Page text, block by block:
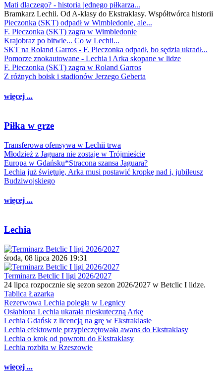
Mati dlaczego? - historia jednego piłkarza...
Bramkarz Lechii. Od A-klasy do Ekstraklasy. Współtwórca historii
Pieczonka (SKT) odpadł w Wimbledonie, ale...
F. Pieczonka (SKT) zagra w Wimbledonie
Krajobraz po bitwie... Co w Lechii...
SKT na Roland Garros - F. Pieczonka odpadł, bo sędzia ukradł...
Pomorze znokautowane - Lechia i Arka skopane w lidze
F. Pieczonka (SKT) zagra w Roland Garros
Z różnych boisk i stadionów Jerzego Geberta
więcej ...
Piłka w grze
Transferowa ofensywa w Lechii trwa
Młodzież z Jaguara nie zostaje w Trójmieście
Europa w Gdańsku*Stracona szansa Jaguara?
Lechia już świętuje, Arka musi postawić kropkę nad i, jubileusz
Budziwojskiego
więcej ...
Lechia
środa, 08 lipca 2026 19:31
Terminarz Betclic I ligi 2026/2027
24 lipca rozpocznie się sezon sezon 2026/2027 w Betclic I lidze.
Tablica Łazarka
Rezerwowa Lechia poległa w Legnicy
Osłabiona Lechia ukarała nieskuteczną Arkę
Lechia Gdańsk z licencją na grę w Ekstraklasie
Lechia efektownie przypieczętowała awans do Ekstraklasy
Lechia o krok od powrotu do Ekstraklasy
Lechia rozbita w Rzeszowie
więcej ...